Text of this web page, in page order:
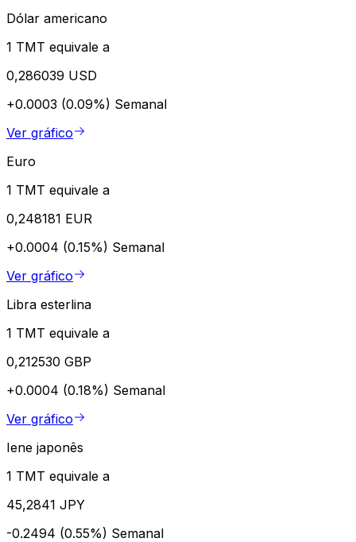
Dólar americano
1 TMT equivale a
0,286039 USD
+0.0003 (0.09%) Semanal
Ver gráfico
Euro
1 TMT equivale a
0,248181 EUR
+0.0004 (0.15%) Semanal
Ver gráfico
Libra esterlina
1 TMT equivale a
0,212530 GBP
+0.0004 (0.18%) Semanal
Ver gráfico
Iene japonês
1 TMT equivale a
45,2841 JPY
-0.2494 (0.55%) Semanal